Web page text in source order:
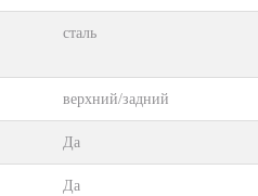
сталь
верхний/задний
Да
Да